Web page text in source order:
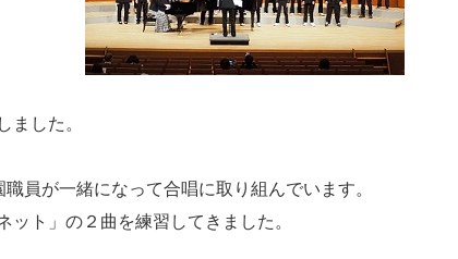
した。
員が一緒になって合唱に取り組んでいます。
ト」の２曲を練習してきました。